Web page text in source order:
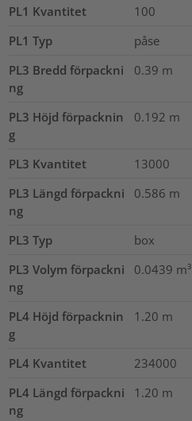
PL1 Kvantitet
100
PL1 Typ
påse
PL3 Bredd förpackni
ng
0.39 m
PL3 Höjd förpacknin
g
0.192 m
PL3 Kvantitet
13000
PL3 Längd förpackni
ng
0.586 m
PL3 Typ
box
PL3 Volym förpackni
ng
0.0439 m³
PL4 Höjd förpacknin
g
1.20 m
PL4 Kvantitet
234000
PL4 Längd förpackni
ng
1.20 m